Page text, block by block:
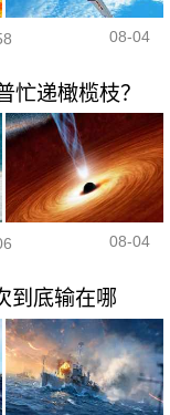
08-04
忙递橄榄枝？
08-04
到底输在哪